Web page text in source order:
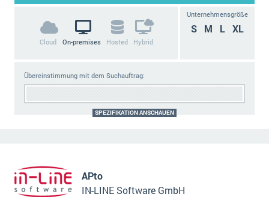
Cloud On-premises Hosted Hybrid
Unternehmensgröße
S M L XL
Übereinstimmung mit dem Suchauftrag:
SPEZIFIKATION ANSCHAUEN
APto
IN-LINE Software GmbH